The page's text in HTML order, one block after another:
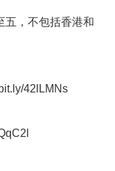
五，不包括香港和
42lLMNs